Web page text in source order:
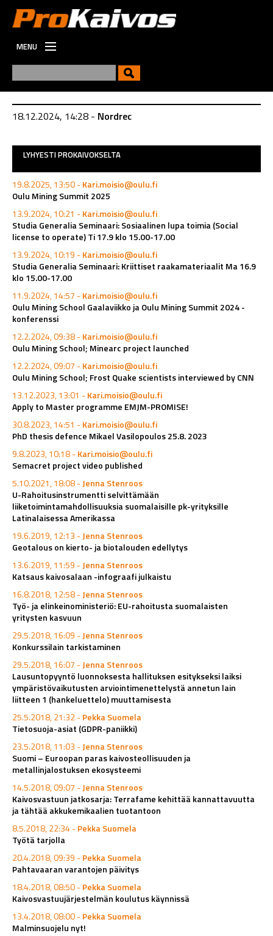
MENU
UUSI
TYÖPAIKAT
18.12.2024, 14:28 - Nordrec
LYHYESTI PROKAIVOKSELTA
19.8.2025, 13:50 -Kari.moisio@oulu.fi
Oulu Mining Summit 2025
13.9.2024, 10:21 -Kari.moisio@oulu.fi
Studia Generalia Seminaari: Sosiaalinen lupa toimia (Social
license to operate) Ti 17.9 klo 15.00-17.00
13.9.2024, 10:19 -Kari.moisio@oulu.fi
Studia Generalia Seminaari: Kriittiset raakamateriaalit Ma 16.9
klo 15.00-17.00
11.9.2024, 14:57 -Kari.moisio@oulu.fi
Oulu Mining School Gaalaviikko ja Oulu Mining Summit 2024 -
konferenssi
12.2.2024, 09:38 -Kari.moisio@oulu.fi
Oulu Mining School; Minearc project launched
12.2.2024, 09:07 -Kari.moisio@oulu.fi
Oulu Mining School; Frost Quake scientists interviewed by CNN
13.12.2023, 13:01 -Kari.moisio@oulu.fi
Apply to Master programme EMJM-PROMISE!
30.8.2023, 14:51 -Kari.moisio@oulu.fi
PhD thesis defence Mikael Vasilopoulos 25.8. 2023
9.8.2023, 10:18 -Kari.moisio@oulu.fi
Semacret project video published
5.10.2021, 18:08 -Jenna Stenroos
U-Rahoitusinstrumentti selvittämään
liiketoimintamahdollisuuksia suomalaisille pk-yrityksille
Latinalaisessa Amerikassa
19.6.2019, 12:13 -Jenna Stenroos
Geotalous on kierto- ja biotalouden edellytys
13.6.2019, 11:59 -Jenna Stenroos
Katsaus kaivosalaan -infograafi julkaistu
16.8.2018, 12:58 -Jenna Stenroos
Työ- ja elinkeinoministeriö: EU-rahoitusta suomalaisten
yritysten kasvuun
29.5.2018, 16:09 -Jenna Stenroos
Konkurssilain tarkistaminen
29.5.2018, 16:07 -Jenna Stenroos
Lausuntopyyntö luonnoksesta hallituksen esitykseksi laiksi
ympäristövaikutusten arviointimenettelystä annetun lain
liitteen 1 (hankeluettelo) muuttamisesta
25.5.2018, 21:32 -Pekka Suomela
Tietosuoja-asiat (GDPR-paniikki)
23.5.2018, 11:03 -Jenna Stenroos
Suomi – Euroopan paras kaivosteollisuuden ja
metallinjalostuksen ekosysteemi
14.5.2018, 09:07 -Jenna Stenroos
Kaivosvastuun jatkosarja: Terrafame kehittää kannattavuutta
ja tähtää akkukemikaalien tuotantoon
8.5.2018, 22:34 -Pekka Suomela
Työtä tarjolla
20.4.2018, 09:39 -Pekka Suomela
Pahtavaaran varantojen päivitys
18.4.2018, 08:50 -Pekka Suomela
Kaivosvastuujärjestelmän koulutus käynnissä
13.4.2018, 08:00 -Pekka Suomela
Malminsuojelu nyt!